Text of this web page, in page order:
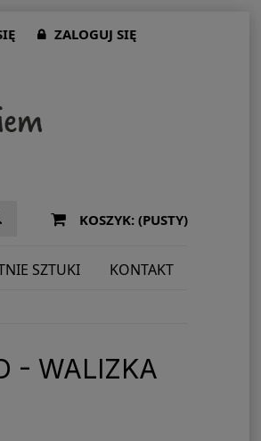
ZALOGUJ SIĘ
KOSZYK: (PUSTY)
SZTUKI KONTAKT
- WALIZKA